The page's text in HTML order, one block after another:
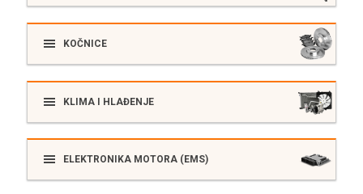
KOČNICE
KLIMA I HLAĐENJE
ELEKTRONIKA MOTORA (EMS)